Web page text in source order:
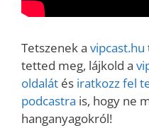
Tetszenek a vipcast.hu
tetted meg, lájkold a
oldalát és iratkozz fel
podcastra is, hogy ne
hanganyagokról!